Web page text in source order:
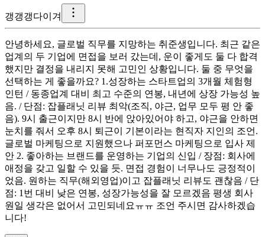
갱갱갱다이겨
안녕하세요, 글로벌 직무를 지망하는 취준생입니다. 최근 같은
업계의 두 기업에 면접을 보러 갔는데, 운이 좋게도 둘 다 합격
했지만 결정을 내리지 못해 고민인 상황입니다. 둘 중 무엇을
선택하는 게 좋을까요? 1.성장하는 스타트업의 3개월 체험형
인턴 / 동종업계 대비 최고 수준의 연봉, 내년에 상장 가능성 높
음. / 단점: 잡플래닛 리뷰 최악(조직, 야근, 업무 모두 평 안 좋
음). 9시 출근이지만 8시 반에 앉아있어야 하고, 야근을 안하면
눈치를 줘서 오후 8시 퇴근이 기본이라는 현직자 지인의 조언.
글로벌 마케팅으로 지원했으나 퍼포먼스 마케팅으로 입사 제
안 2. 좋아하는 브랜드를 운영하는 기업의 신입 / 장점: 회사에
애정을 갖고 일할 수 있을 듯. 면접 경험이 너무나도 긍정적이
었음. 원하는 직무(해외영업)이고 잡플래닛 리뷰도 괜찮음 / 단
점: 1번 대비 낮은 연봉, 성장가능성을 잘 모르겠음 평생 회사
원일 생각은 없어서 고민되네요ㅠㅠ 조언 주시면 감사하겠습
니다!